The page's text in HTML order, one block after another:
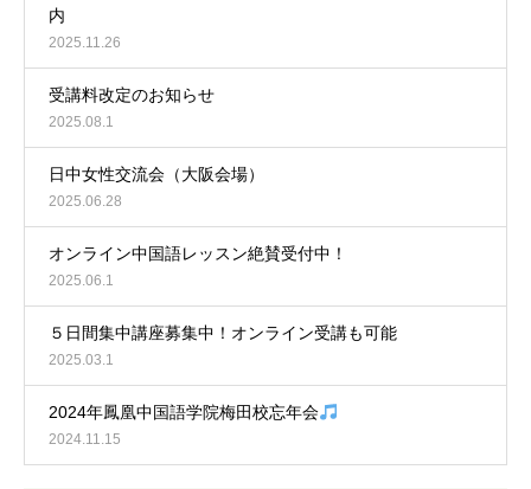
内
2025.11.26
受講料改定のお知らせ
2025.08.1
日中女性交流会（大阪会場）
2025.06.28
オンライン中国語レッスン絶賛受付中！
2025.06.1
５日間集中講座募集中！オンライン受講も可能
2025.03.1
2024年鳳凰中国語学院梅田校忘年会
2024.11.15